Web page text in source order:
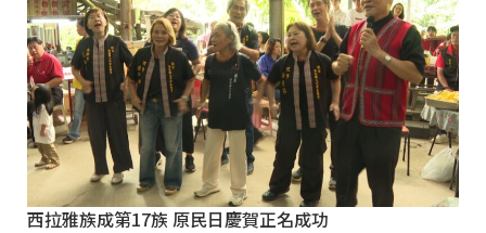
西拉雅族成第17族 原民日慶賀正名成功